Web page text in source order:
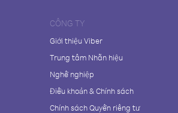
CÔNG TY
Giới thiệu Viber
Trung tâm Nhãn hiệu
Nghề nghiệp
Điều khoản & Chính sách
Chính sách Quyền riêng tư